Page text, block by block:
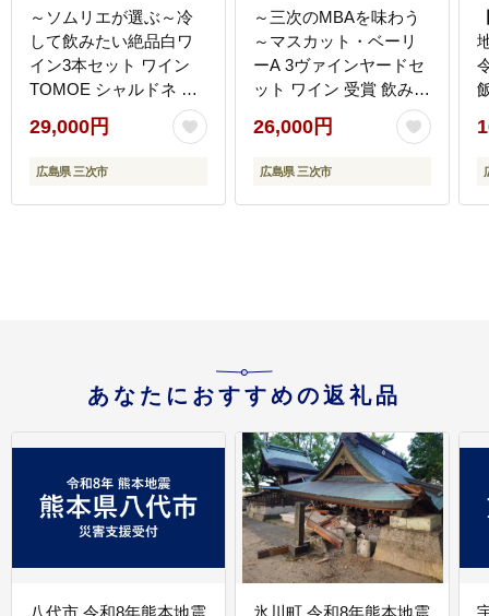
～ソムリエが選ぶ～冷
して飲みたい絶品白ワ
イン3本セット ワイン
TOMOE シャルドネ 待
月 クリスプ デラウェア
受賞 飲み比べ ワインセ
ット ギフト 三次市/広島
[APAZ032]
29,000円
広島県 三次市
～三次のMBAを味わう
～マスカット・ベーリ
ーA 3ヴァインヤードセ
ット ワイン 受賞 飲み比
べ ワインセット ギフト
三次市/広島三次ワイナ
リー [APAZ031]
26,000円
広島県 三次市
あなたにおすすめの返礼品